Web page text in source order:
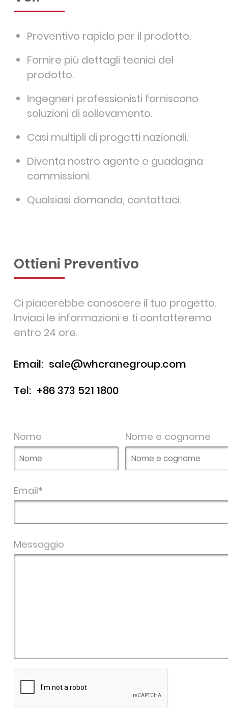
Preventivo rapido per il prodotto.
Fornire più dettagli tecnici del
prodotto.
Ingegneri professionisti forniscono
soluzioni di sollevamento.
Casi multipli di progetti nazionali.
Diventa nostro agente e guadagna
commissioni.
Qualsiasi domanda, contattaci.
Ottieni Preventivo
Ci piacerebbe conoscere il tuo progetto.
Inviaci le informazioni e ti contatteremo
entro 24 ore.
Email: sale@whcranegroup.com
Tel: +86 373 521 1800
Nome Nome e cognome
Email*
Messaggio